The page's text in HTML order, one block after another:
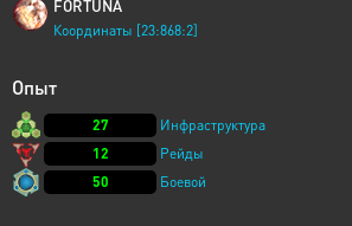
FORTUNA
Координаты [23:868:2]
Опыт
27
Инфраструктура
12
Рейды
50
Боевой